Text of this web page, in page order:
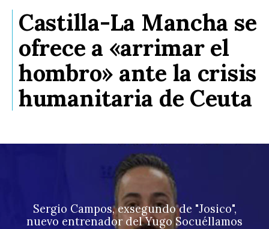
Castilla-La Mancha se
ofrece a «arrimar el
hombro» ante la crisis
humanitaria de Ceuta
Sergio Campos, exsegundo de "Josico",
nuevo entrenador del Yugo Socuéllamos